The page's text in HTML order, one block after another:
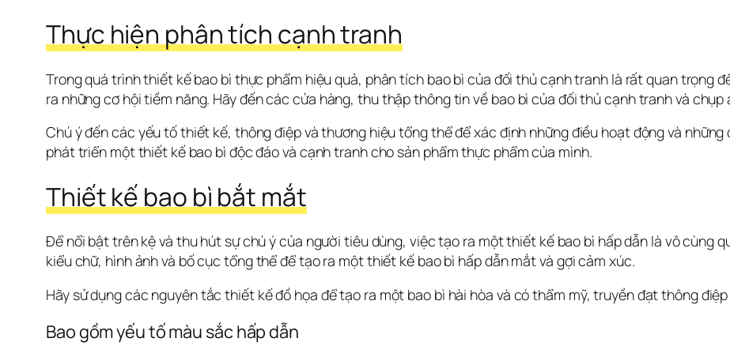
Thực hiện phân tích cạnh tranh
Trong quá trình thiết kế bao bì thực phẩm hiệu quả, phân tích bao bì của đối thủ cạnh tranh là rất quan trọng
ra những cơ hội tiềm năng. Hãy đến các cửa hàng, thu thập thông tin về bao bì của đối thủ cạnh tranh và chụp
Chú ý đến các yếu tố thiết kế, thông điệp và thương hiệu tổng thể để xác định những điều hoạt động và
phát triển một thiết kế bao bì độc đáo và cạnh tranh cho sản phẩm thực phẩm của mình.
Thiết kế bao bì bắt mắt
Để nổi bật trên kệ và thu hút sự chú ý của người tiêu dùng, việc tạo ra một thiết kế bao bì hấp dẫn là vô cùng
kiểu chữ, hình ảnh và bố cục tổng thể để tạo ra một thiết kế bao bì hấp dẫn mắt và gợi cảm xúc.
Hãy sử dụng các nguyên tắc thiết kế đồ họa để tạo ra một bao bì hài hòa và có thẩm mỹ, truyền đạt thông
Bao gồm yếu tố màu sắc hấp dẫn